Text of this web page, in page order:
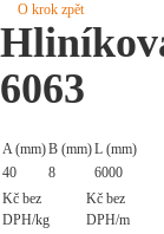
O krok zpět
6063
A (mm)B (mm)L (mm)
40
8
6000
Kč bez
DPH/kg
Kč bez
DPH/m